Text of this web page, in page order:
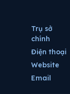
Trụ sở
chính
Điện thoại
Website
Email